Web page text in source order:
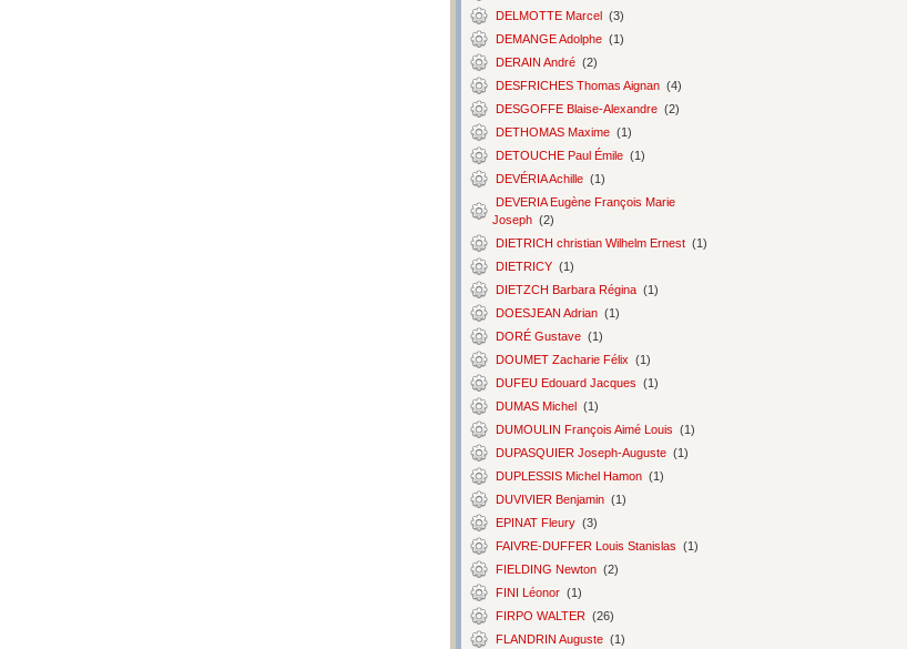
DELMOTTE Marcel (3)
DEMANGE Adolphe (1)
DERAIN André (2)
DESFRICHES Thomas Aignan (4)
DESGOFFE Blaise-Alexandre (2)
DETHOMAS Maxime (1)
DETOUCHE Paul Émile (1)
DEVÉRIA Achille (1)
DEVERIA Eugène François Marie
Joseph (2)
DIETRICH christian Wilhelm Ernest (1)
DIETRICY (1)
DIETZCH Barbara Régina (1)
DOESJEAN Adrian (1)
DORÉ Gustave (1)
DOUMET Zacharie Félix (1)
DUFEU Edouard Jacques (1)
DUMAS Michel (1)
DUMOULIN François Aimé Louis (1)
DUPASQUIER Joseph-Auguste (1)
DUPLESSIS Michel Hamon (1)
DUVIVIER Benjamin (1)
EPINAT Fleury (3)
FAIVRE-DUFFER Louis Stanislas (1)
FIELDING Newton (2)
FINI Léonor (1)
FIRPO WALTER (26)
FLANDRIN Auguste (1)